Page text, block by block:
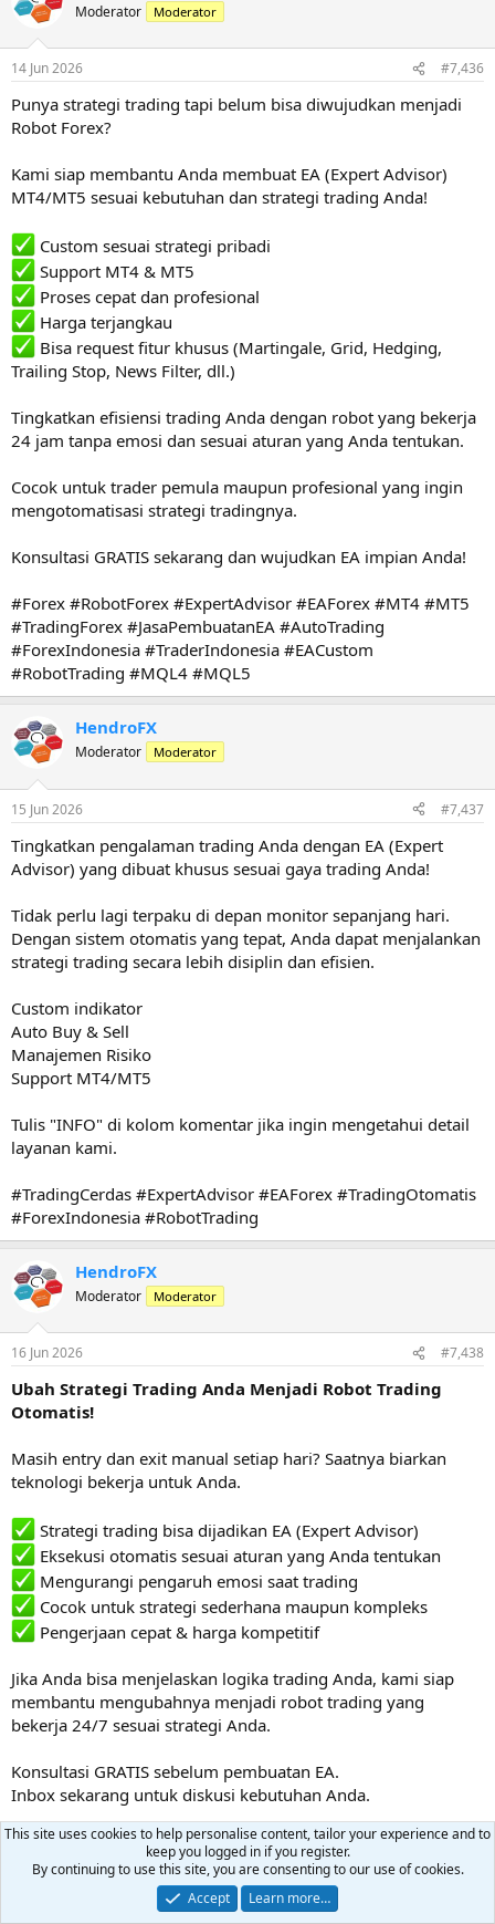
Moderator Moderator
14 Jun 2026 #7,436
Punya strategi trading tapi belum bisa diwujudkan menjadi
Robot Forex?
Kami siap membantu Anda membuat EA (Expert Advisor)
MT4/MT5 sesuai kebutuhan dan strategi trading Anda!
Custom sesuai strategi pribadi
Support MT4 & MT5
Proses cepat dan profesional
Harga terjangkau
Bisa request fitur khusus (Martingale, Grid, Hedging,
Trailing Stop, News Filter, dll.)
Tingkatkan efisiensi trading Anda dengan robot yang bekerja
24 jam tanpa emosi dan sesuai aturan yang Anda tentukan.
Cocok untuk trader pemula maupun profesional yang ingin
mengotomatisasi strategi tradingnya.
Konsultasi GRATIS sekarang dan wujudkan EA impian Anda!
#Forex #RobotForex #ExpertAdvisor #EAForex #MT4 #MT5
#TradingForex #JasaPembuatanEA #AutoTrading
#ForexIndonesia #TraderIndonesia #EACustom
#RobotTrading #MQL4 #MQL5
HendroFX
Moderator Moderator
15 Jun 2026 #7,437
Tingkatkan pengalaman trading Anda dengan EA (Expert
Advisor) yang dibuat khusus sesuai gaya trading Anda!
Tidak perlu lagi terpaku di depan monitor sepanjang hari.
Dengan sistem otomatis yang tepat, Anda dapat menjalankan
strategi trading secara lebih disiplin dan efisien.
Custom indikator
Auto Buy & Sell
Manajemen Risiko
Support MT4/MT5
Tulis "INFO" di kolom komentar jika ingin mengetahui detail
layanan kami.
#TradingCerdas #ExpertAdvisor #EAForex #TradingOtomatis
#ForexIndonesia #RobotTrading
HendroFX
Moderator Moderator
16 Jun 2026 #7,438
Ubah Strategi Trading Anda Menjadi Robot Trading
Otomatis!
Masih entry dan exit manual setiap hari? Saatnya biarkan
teknologi bekerja untuk Anda.
Strategi trading bisa dijadikan EA (Expert Advisor)
Eksekusi otomatis sesuai aturan yang Anda tentukan
Mengurangi pengaruh emosi saat trading
Cocok untuk strategi sederhana maupun kompleks
Pengerjaan cepat & harga kompetitif
Jika Anda bisa menjelaskan logika trading Anda, kami siap
membantu mengubahnya menjadi robot trading yang
bekerja 24/7 sesuai strategi Anda.
Konsultasi GRATIS sebelum pembuatan EA.
Inbox sekarang untuk diskusi kebutuhan Anda.
#TradingRobot #ExpertAdvisor #EAForex #TradingOtomatis
#ForexTrading #RobotTrading #MQL4 #MQL5
#TraderIndonesia #AutoTrading #JasaPembuatanEA
#ForexIndonesia #TradingStrategy #InvestasiDigital
This site uses cookies to help personalise content, tailor your experience and to
keep you logged in if you register.
By continuing to use this site, you are consenting to our use of cookies.
Accept
Learn more…